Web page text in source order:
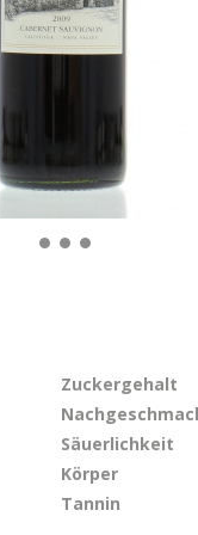
Zuckergehalt
Säuerlichkeit
Körper
Tannin